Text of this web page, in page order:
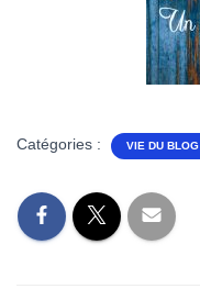
Catégories : VIE DU BLOG